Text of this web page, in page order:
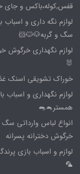
قفس,کوله،باکس و جای
لوازم نگه داری و اسباب
سگ و گربه🐶🐱🐹
لوازم نگهداری خرگوش
🐰
خوراک تشویقی اسنک
لوازم نگهداری و اسباب
همستر🐁🐀
انواع لباس وارداتی سگ
خرگوش دخترانه پسرانه
لوازم و اسباب بازی
🦜